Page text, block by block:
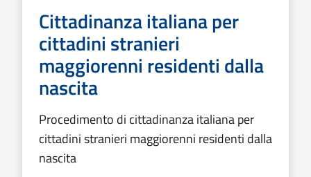
Cittadinanza italiana per
cittadini stranieri
maggiorenni residenti dalla
nascita
Procedimento di cittadinanza italiana per
cittadini stranieri maggiorenni residenti dalla
nascita